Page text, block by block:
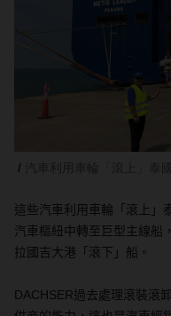
這些汽車利用車輪「滾上」
汽車樞紐中轉至巨型主線船
拉國吉大港「滾下」船。
DACHSER過去處理滾裝滾